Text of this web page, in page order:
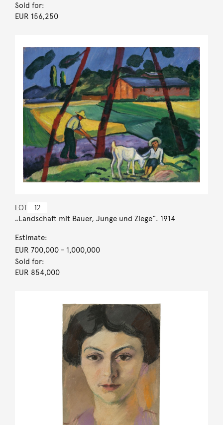
Sold for:
EUR 156,250
LOT 12
„Landschaft mit Bauer, Junge und Ziege“. 1914
Estimate:
EUR 700,000- 1,000,000
Sold for:
EUR 854,000